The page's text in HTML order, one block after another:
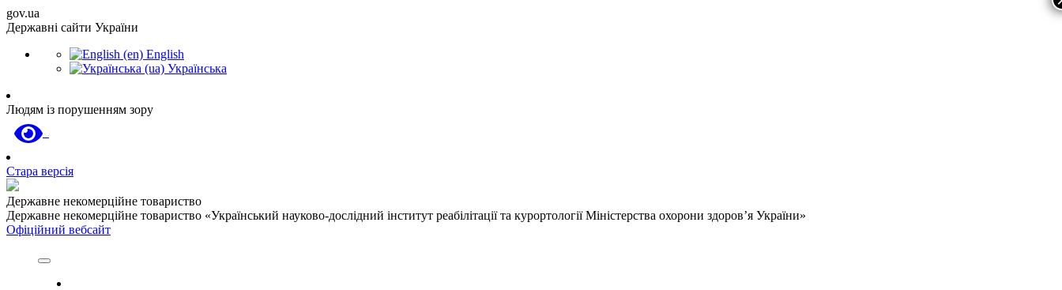
gov.ua
Державні сайти України
English
Українська
Людям із порушенням зору
Стара версія
Державне некомерційне товариство
Державне некомерційне товариство «Український науково-дослідний інститут реабілітації та курортології Міністерства охорони здоров’я України»
Офіційний вебсайт